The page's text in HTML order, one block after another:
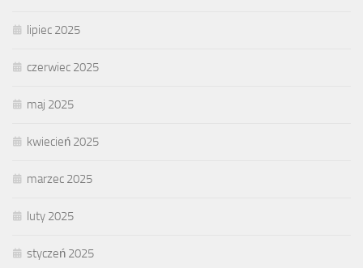
lipiec 2025
czerwiec 2025
maj 2025
kwiecień 2025
marzec 2025
luty 2025
styczeń 2025